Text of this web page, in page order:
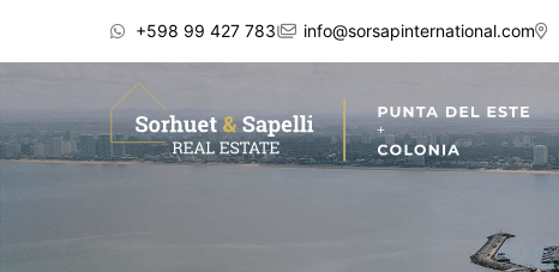
+598 99 427 783 info@sorsapinternational.com